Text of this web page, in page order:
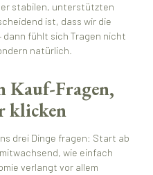
stabilen, unterstützten
ist, dass wir die
dann fühlt sich Tragen nicht
natürlich.
Kauf-Fragen,
klicken
drei Dinge fragen: Start ab
wie einfach
verlangt vor allem